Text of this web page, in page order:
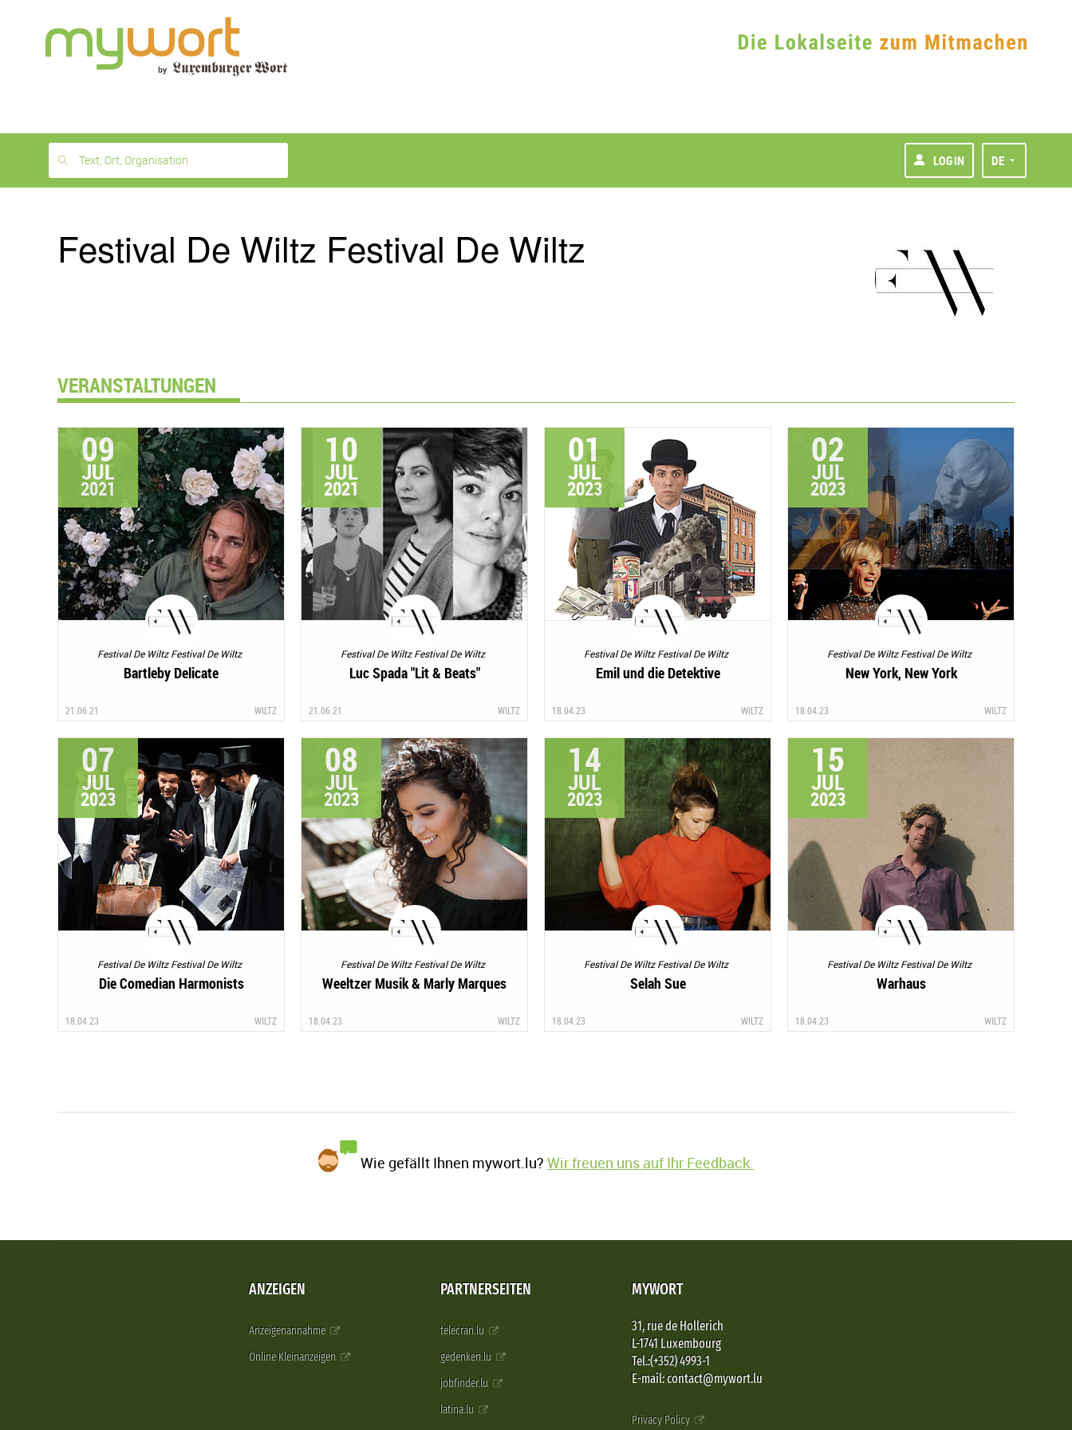
month
free
Text, Ort, Organisation LOGIN DE
Festival De Wiltz Festival De Wiltz
VERANSTALTUNGEN
09
JUL
2021
Festival De Wiltz Festival De Wiltz
Bartleby Delicate
21.06.21 WILTZ
10
JUL
2021
Festival De Wiltz Festival De Wiltz
Luc Spada "Lit & Beats"
21.06.21 WILTZ
01
JUL
2023
Festival De Wiltz Festival De Wiltz
Emil und die Detektive
18.04.23 WILTZ
02
JUL
2023
Festival De Wiltz Festival De Wiltz
New York, New York
18.04.23 WILTZ
07
JUL
2023
Festival De Wiltz Festival De Wiltz
Die Comedian Harmonists
18.04.23 WILTZ
08
JUL
2023
Festival De Wiltz Festival De Wiltz
Weeltzer Musik & Marly Marques
18.04.23 WILTZ
14
JUL
2023
Festival De Wiltz Festival De Wiltz
Selah Sue
18.04.23 WILTZ
15
JUL
2023
Festival De Wiltz Festival De Wiltz
Warhaus
18.04.23 WILTZ
Wie gefällt Ihnen mywort.lu?Wir freuen uns auf Ihr Feedback.
ANZEIGEN
Anzeigenannahme
Online Kleinanzeigen
PARTNERSEITEN
telecran.lu
gedenken.lu
jobfinder.lu
latina.lu
MYWORT
31, rue de Hollerich
L-1741 Luxembourg
Tel.:(+352) 4993-1
E-mail: contact@mywort.lu
Privacy Policy